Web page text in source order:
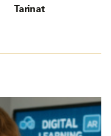
Tarinat